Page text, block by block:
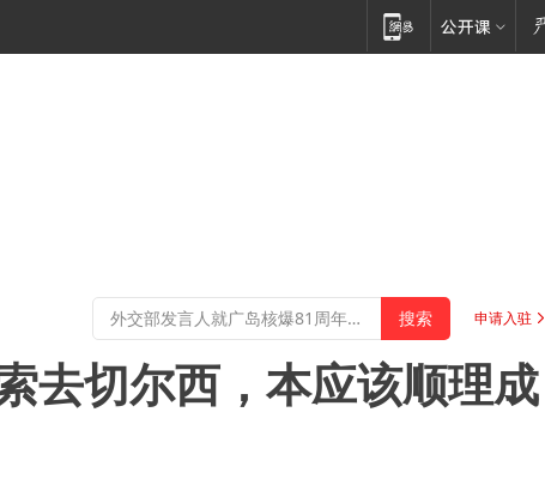
申请入驻
去切尔西，本应该顺理成